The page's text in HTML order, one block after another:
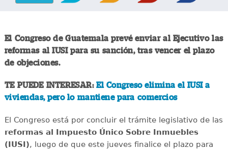
El Congreso de Guatemala prevé enviar al Ejecutivo las
reformas al IUSI para su sanción, tras vencer el plazo
de objeciones.
TE PUEDE INTERESAR:El Congreso elimina el IUSI a
viviendas, pero lo mantiene para comercios
El Congreso está por concluir el trámite legislativo de las
reformas al Impuesto Único Sobre Inmuebles
(IUSI), luego de que este jueves finalice el plazo para